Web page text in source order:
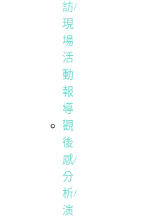
訪/
現
場
活
動
報
導
觀
後
感/
分
析/
演